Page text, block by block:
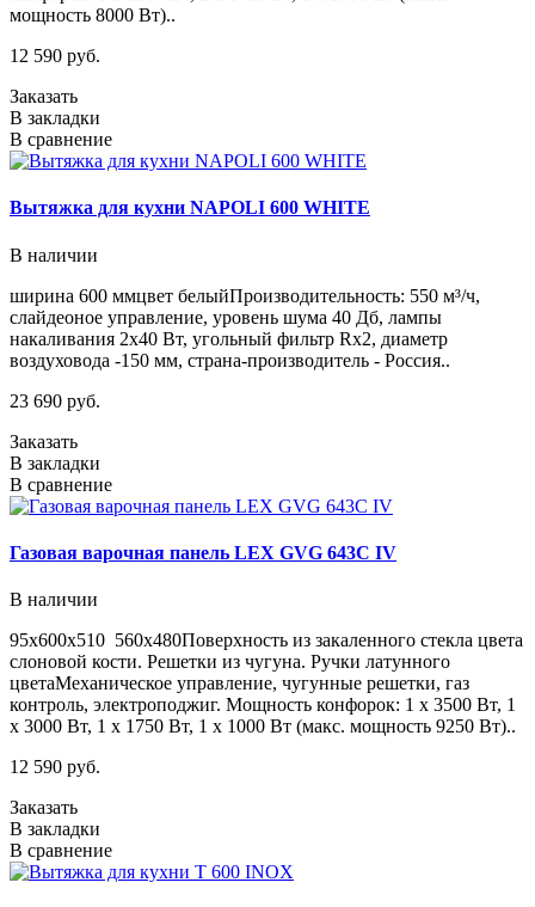
мощность 8000 Вт)..
12 590 руб.
Заказать
В закладки
В сравнение
Вытяжка для кухни NAPOLI 600 WHITE
В наличии
ширина 600 ммцвет белыйПроизводительность: 550 м³/ч,
слайдеоное управление, уровень шума 40 Дб, лампы
накаливания 2х40 Вт, угольный фильтр Rx2, диаметр
воздуховода -150 мм, страна-производитель - Россия..
23 690 руб.
Заказать
В закладки
В сравнение
Газовая варочная панель LEX GVG 643C IV
В наличии
95х600х510 560х480Поверхность из закаленного стекла цвета
слоновой кости. Решетки из чугуна. Ручки латунного
цветаМеханическое управление, чугунные решетки, газ
контроль, электроподжиг. Мощность конфорок: 1 х 3500 Вт, 1
х 3000 Вт, 1 х 1750 Вт, 1 х 1000 Вт (макс. мощность 9250 Вт)..
12 590 руб.
Заказать
В закладки
В сравнение